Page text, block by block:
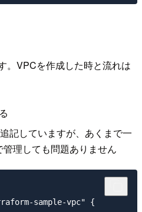
。VPCを作成した時と流れは
記していますが、あくまで一
理しても問題ありません
sample-vpc" {